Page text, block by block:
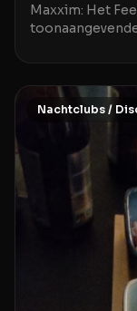
Maxxim: Het
Nachtclubs /